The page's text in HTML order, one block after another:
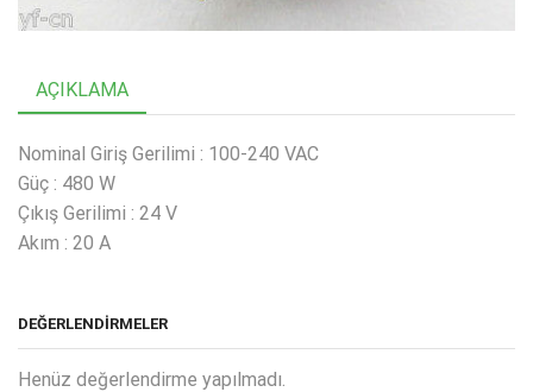
AÇIKLAMA
Nominal Giriş Gerilimi : 100-240 VAC
Güç : 480 W
Çıkış Gerilimi : 24 V
Akım : 20 A
DEĞERLENDIRMELER
Henüz değerlendirme yapılmadı.